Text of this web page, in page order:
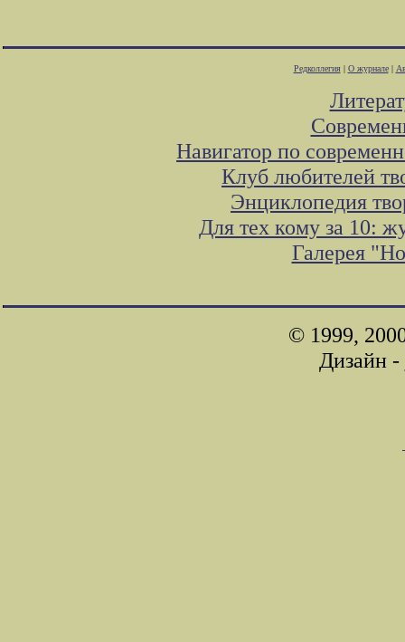
Редколлегия| О журнале|
Навигатор по
Клуб любителей
Энциклопедия
Для тех кому за 10:
Галерея
© 1999,
Дизайн -